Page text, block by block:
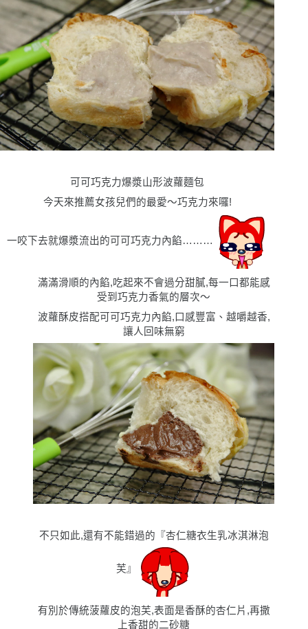
可可巧克力爆漿山形波蘿麵包
今天來推薦女孩兒們的最愛〜巧克力來囉!
一咬下去就爆漿流出的可可巧克力內餡………
滿滿滑順的內餡,吃起來不會過分甜膩,每一口都能感
受到巧克力香氣的層次〜
波蘿酥皮搭配可可巧克力內餡,口感豐富、越嚼越香,
讓人回味無窮
不只如此,還有不能錯過的 『杏仁糖衣生乳冰淇淋泡
芙』
有別於傳統菠蘿皮的泡芙,表面是香酥的杏仁片,再撒
上香甜的二砂糖